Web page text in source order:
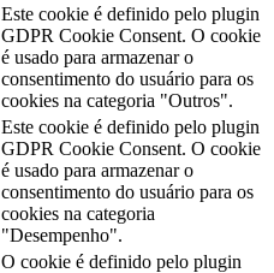
Este cookie é definido pelo plugin
GDPR Cookie Consent. O cookie
é usado para armazenar o
consentimento do usuário para os
cookies na categoria "Outros".
Este cookie é definido pelo plugin
GDPR Cookie Consent. O cookie
é usado para armazenar o
consentimento do usuário para os
cookies na categoria
"Desempenho".
O cookie é definido pelo plugin